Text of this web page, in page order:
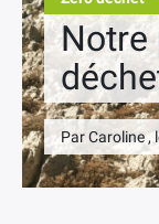
Notre
Par Caroline ,